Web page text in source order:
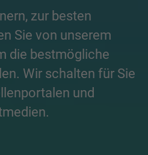
zur besten
Sie von unserem
die bestmögliche
Wir schalten für Sie
und